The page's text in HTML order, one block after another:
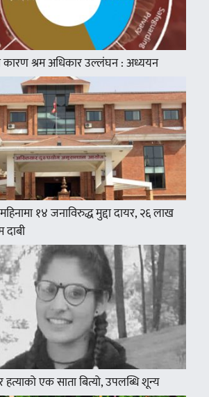
कारण श्रम अधिकार उल्लंघन : अध्ययन
१४ जनाविरुद्ध मुद्दा दायर, २६ लाख
दाबी
हत्याको एक साता बित्यो, उपलब्धि शून्य